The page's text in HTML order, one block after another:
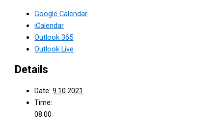
Google Calendar
iCalendar
Outlook 365
Outlook Live
Details
Date: 9.10.2021
Time:
08:00